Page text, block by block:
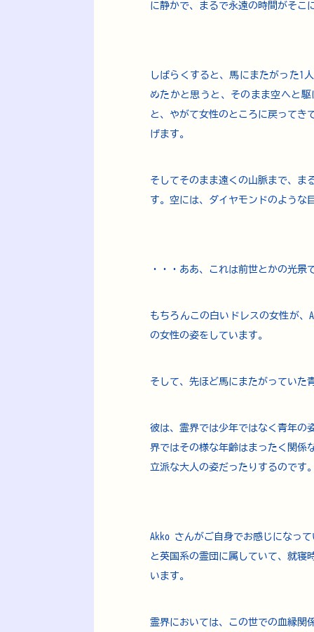
に静かで、まるで永遠の時間がそこ
しばらくすると、馬にまたがった1
めたかと思うと、そのまま空へと
と、やがて女性のところに戻ってき
げます。
そしてそのまま遠くの山脈まで、ま
す。空には、ダイヤモンドのような
・・・ああ、これは前世とかの光
もちろんこの白いドレスの女性が
の女性の姿をしています。
そして、先ほど馬にまたがっていた
彼は、霊界では少年ではなく青年の
界ではその様な年齢はまったく関係
立派な大人の姿だったりするのです
Akko さんがご自身でお感じになっ
と英国系の霊団に属していて、就寝
います。
霊界においては、この世での血縁関